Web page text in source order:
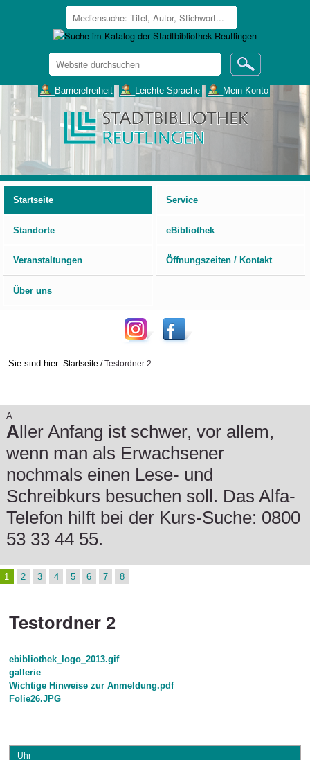
Website
durchsuchen
___Barrierefreiheit ___Leichte Sprache ___Mein Konto
Startseite
Service
Standorte eBibliothek
Veranstaltungen Öffnungszeiten / Kontakt
Über uns
Sie sind hier: Startseite /Testordner 2
A
A ller Anfang ist schwer, vor allem,
wenn man als Erwachsener
nochmals einen Lese- und
Schreibkurs besuchen soll. Das Alfa-
Telefon hilft bei der Kurs-Suche: 0800
53 33 44 55.
1 2 3 4 5 6 7 8
Testordner 2
ebibliothek_logo_2013.gif
gallerie
Wichtige Hinweise zur Anmeldung.pdf
Folie26.JPG
Uhr